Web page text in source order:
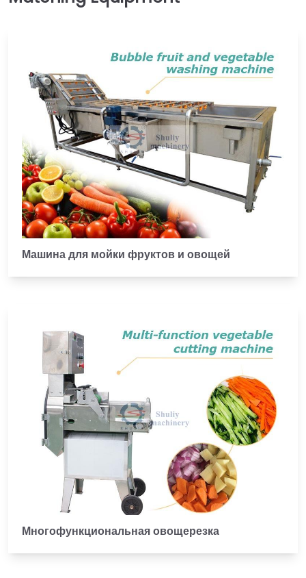
Машина для мойки фруктов и овощей
Многофункциональная овощерезка